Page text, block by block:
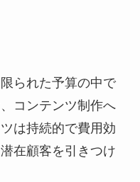
られた予算の中で
コンテンツ制作へ
は持続的で費用効
在顧客を引きつけ